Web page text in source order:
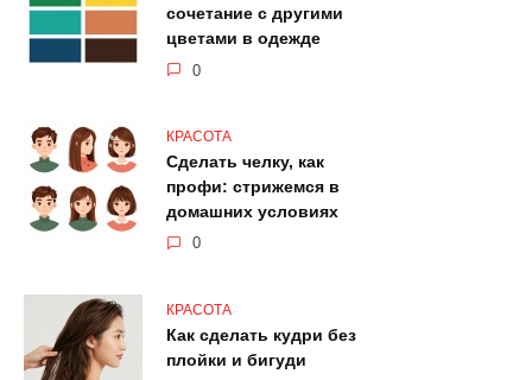
сочетание с другими
цветами в одежде
0
КРАСОТА
Сделать челку, как
профи: стрижемся в
домашних условиях
0
КРАСОТА
Как сделать кудри без
плойки и бигуди